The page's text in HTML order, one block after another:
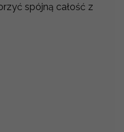
spójną całość z